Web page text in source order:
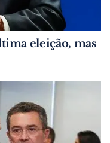
eleição, mas